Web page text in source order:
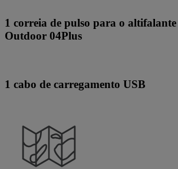
1 correia de pulso para o
Outdoor 04Plus
1 cabo de carregamento USB